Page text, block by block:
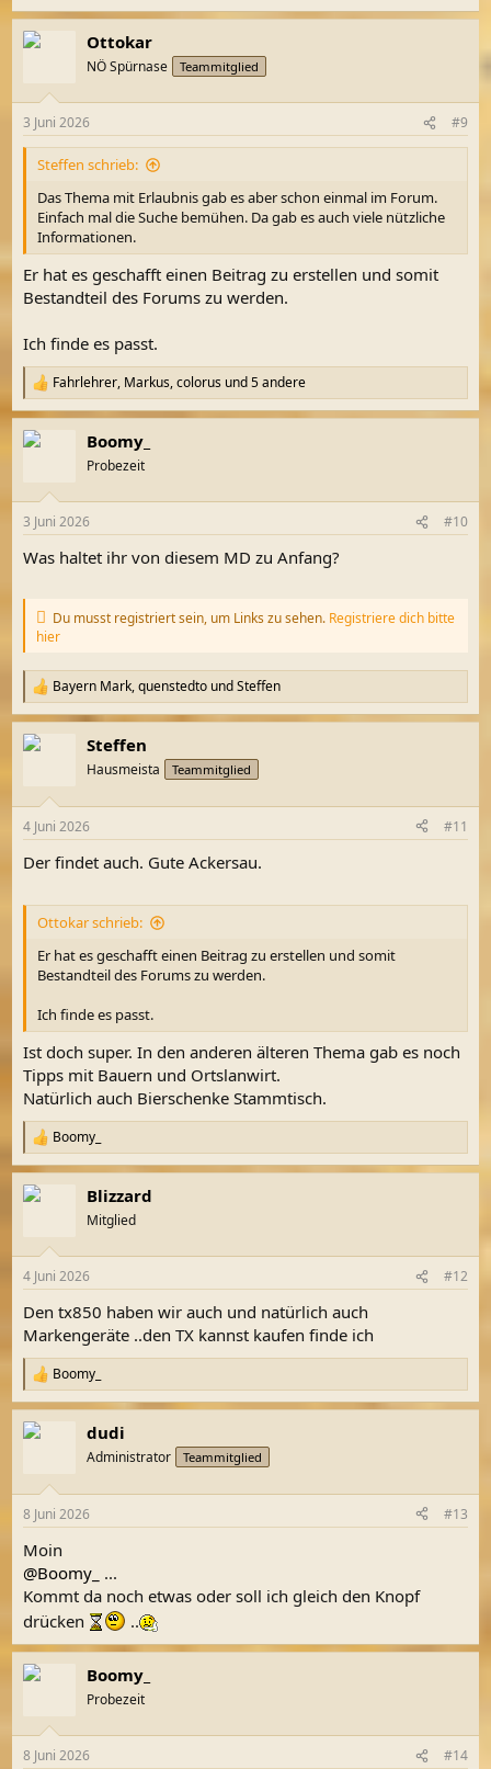
Ottokar
NÖ Spürnase Teammitglied
3 Juni 2026 #9
Steffen schrieb:
Das Thema mit Erlaubnis gab es aber schon einmal im Forum.
Einfach mal die Suche bemühen. Da gab es auch viele nützliche
Informationen.
Er hat es geschafft einen Beitrag zu erstellen und somit
Bestandteil des Forums zu werden.
Ich finde es passt.
R
e
a
k
e
:
Fahrlehrer, Markus,colorus und 5 andere
Boomy_
Probezeit
3 Juni 2026 #10
Was haltet ihr von diesem MD zu Anfang?
Du musst registriert sein, um Links zu sehen. Registriere dich bitte
hier
R
e
a
k
e
:
Bayern Mark,quenstedto undSteffen
Steffen
Hausmeista Teammitglied
4 Juni 2026 #11
Der findet auch. Gute Ackersau.
Ottokar schrieb:
Er hat es geschafft einen Beitrag zu erstellen und somit
Bestandteil des Forums zu werden.
Ich finde es passt.
Ist doch super. In den anderen älteren Thema gab es noch
Tipps mit Bauern und Ortslanwirt.
Natürlich auch Bierschenke Stammtisch.
R
e
a
k
e
:
Boomy_
Blizzard
Mitglied
4 Juni 2026 #12
Den tx850 haben wir auch und natürlich auch
Markengeräte ..den TX kannst kaufen finde ich
R
e
a
k
e
:
Boomy_
dudi
Administrator Teammitglied
8 Juni 2026 #13
Moin
@Boomy_ ...
Kommt da noch etwas oder soll ich gleich den Knopf
drücken
..
Boomy_
Probezeit
8 Juni 2026 #14